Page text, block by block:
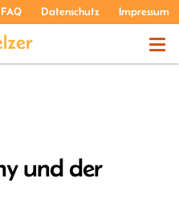
FAQ Datenschutz Impressum
und der